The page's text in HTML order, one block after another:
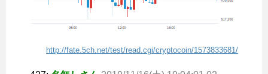
http://fate.5ch.net/test/read.cgi/cryptocoin/1573833681/